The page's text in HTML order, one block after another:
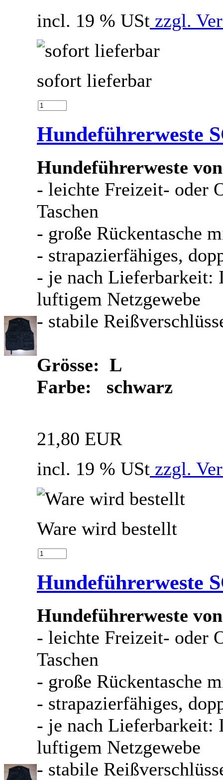
incl. 19 % USt zzgl.
sofort lieferbar
Hundeführerweste
Hundeführerweste
- leichte Freizeit- oder
Taschen
- große Rückentasche
- strapazierfähiges,
- je nach Lieferbarkeit:
luftigem Netzgewebe
- stabile
Grösse: L
Farbe: schwarz
21,80 EUR
incl. 19 % USt zzgl.
Ware wird bestellt
Hundeführerweste
Hundeführerweste
- leichte Freizeit- oder
Taschen
- große Rückentasche
- strapazierfähiges,
- je nach Lieferbarkeit:
luftigem Netzgewebe
- stabile